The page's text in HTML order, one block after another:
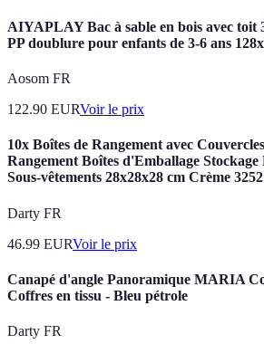
AIYAPLAY Bac à sable en bois avec toit
PP doublure pour enfants de 3-6 ans
Aosom FR
122.90 EURVoir le prix
10x Boîtes de Rangement avec
Rangement Boîtes d'Emballage Stockage
Sous-vêtements 28x28x28 cm Crème
Darty FR
46.99 EURVoir le prix
Canapé d'angle Panoramique MARIA
Coffres en tissu - Bleu pétrole
Darty FR